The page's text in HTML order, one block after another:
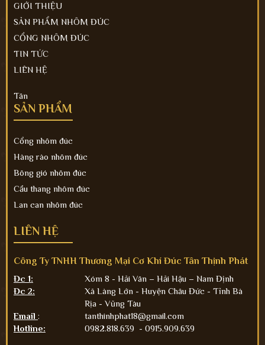
GIỚI THIỆU
SẢN PHẨM NHÔM ĐÚC
CỔNG NHÔM ĐÚC
TIN TỨC
LIÊN HỆ
Tân
SẢN PHẨM
Cổng nhôm đúc
Hàng rào nhôm đúc
Bông gió nhôm đúc
Cầu thang nhôm đúc
Lan can nhôm đúc
LIÊN HỆ
Công Ty TNHH Thương Mại Cơ Khí Đúc Tân Thịnh Phát
Đc 1:
Xóm 8 - Hải Vân – Hải Hậu – Nam Định
Đc 2:
Xã Làng Lớn - Huyện Châu Đức - Tỉnh Bà
Rịa - Vũng Tàu
Email :
tanthinhphat18@gmail.com
Hotline:
0982.818.639 - 0915.909.639